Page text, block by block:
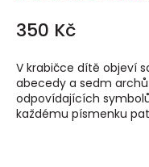
350 Kč
V krabičce dítě objeví
abecedy a sedm
odpovídajících
každému písmenku